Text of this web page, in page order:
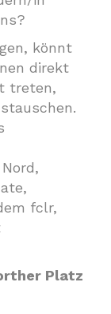
könnt
direkt
treten,
fclr,
Platz